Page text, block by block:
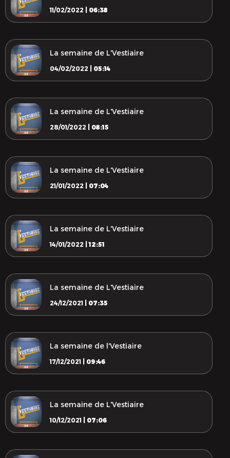
11/02/2022 | 06:38
La semaine de L'Vestiaire
04/02/2022 | 05:14
La semaine de L'Vestiaire
28/01/2022 | 08:15
La semaine de L'Vestiaire
21/01/2022 | 07:04
La semaine de L'Vestiaire
14/01/2022 |12:51
La semaine de L'Vestiaire
24/12/2021 | 07:35
La semaine de l'Vestiaire
17/12/2021 | 09:46
La semaine de L'Vestiaire
10/12/2021 | 07:06